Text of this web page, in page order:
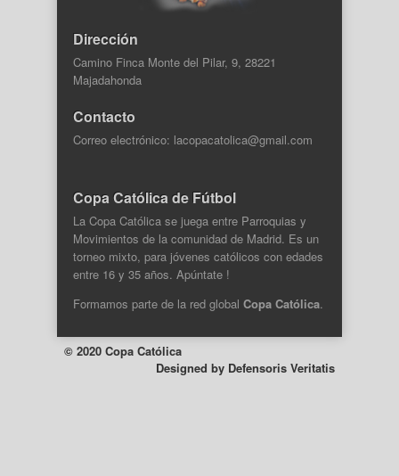
Dirección
Camino Finca Monte del Pilar, 9, 28221
Majadahonda
Contacto
Correo electrónico: lacopacatolica@gmail.com
Copa Católica de Fútbol
La Copa Católica se juega entre Parroquias y
Movimientos de la comunidad de Madrid. Es un
torneo mixto, para jóvenes católicos con edades
entre 16 y 35 años. Apúntate !
Formamos parte de la red global Copa Católica.
© 2020 Copa Católica
Designed by Defensoris Veritatis